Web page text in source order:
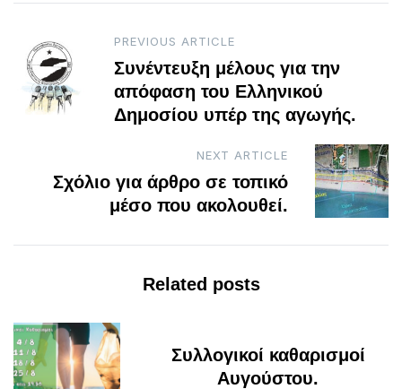
Post
navigation
PREVIOUS ARTICLE
Συνέντευξη μέλους για την
απόφαση του Ελληνικού
Δημοσίου υπέρ της αγωγής.
NEXT ARTICLE
Σχόλιο για άρθρο σε τοπικό
μέσο που ακολουθεί.
Related posts
Συλλογικοί καθαρισμοί
Αυγούστου.